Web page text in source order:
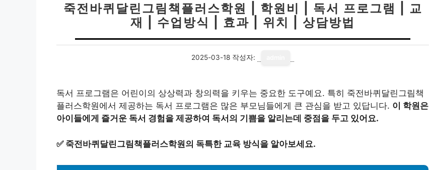
죽전바퀴달린그림책플러스학원 | 학원비 | 독서 프로그램 | 교
재 | 수업방식 | 효과 | 위치 | 상담방법
2025-03-18 작성자:
독서 프로그램은 어린이의 상상력과 창의력을 키우는 중요한 도구예요. 특히 죽전바퀴달린그림책
플러스학원에서 제공하는 독서 프로그램은 많은 부모님들에게 큰 관심을 받고 있답니다. 이 학원은
아이들에게 즐거운 독서 경험을 제공하여 독서의 기쁨을 알리는데 중점을 두고 있어요.
✅ 죽전바퀴달린그림책플러스학원의 독특한 교육 방식을 알아보세요.